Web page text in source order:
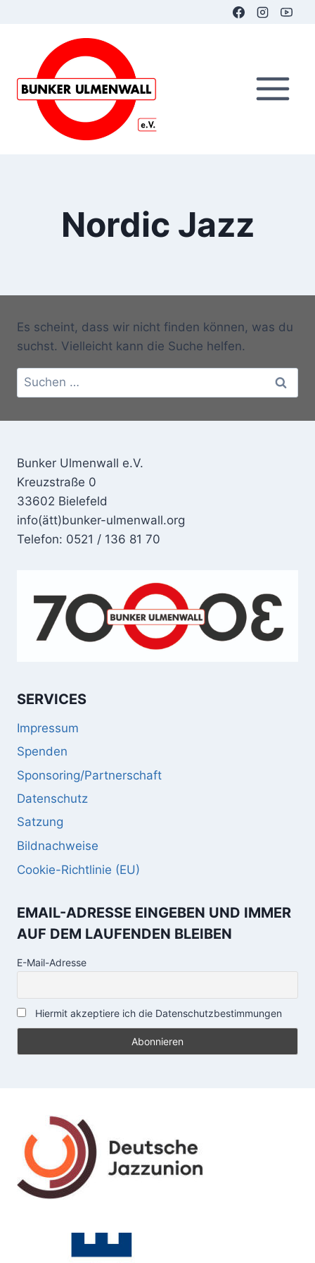
Nordic Jazz
Es scheint, dass wir nicht finden können, was du
suchst. Vielleicht kann die Suche helfen.
Suchen
nach:
Bunker Ulmenwall e.V.
Kreuzstraße 0
33602 Bielefeld
info(ätt)bunker-ulmenwall.org
Telefon: 0521 / 136 81 70
SERVICES
Impressum
Spenden
Sponsoring/Partnerschaft
Datenschutz
Satzung
Bildnachweise
Cookie-Richtlinie (EU)
EMAIL-ADRESSE EINGEBEN UND IMMER
AUF DEM LAUFENDEN BLEIBEN
E-Mail-Adresse
Hiermit akzeptiere ich die Datenschutzbestimmungen